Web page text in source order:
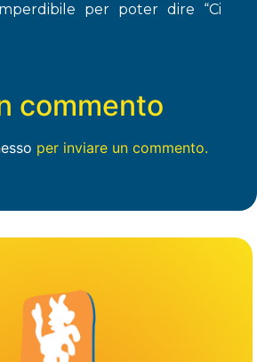
per poter dire “Ci
commento
per inviare un commento.